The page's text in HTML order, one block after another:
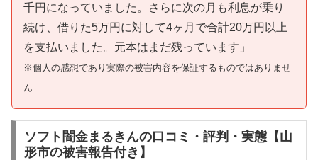
千円になっていました。さらに次の月も利息が乗り
続け、借りた5万円に対して4ヶ月で合計20万円以上
を支払いました。元本はまだ残っています」
※個人の感想であり実際の被害内容を保証するものではありませ
ん
ソフト闇金まるきんの口コミ・評判・実態【山
形市の被害報告付き】